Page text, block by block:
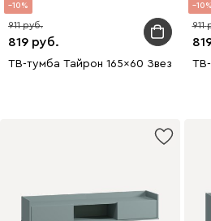
10
819
911
ТВ-тумба Тайрон 165x60 Звезда
10
911
ТВ-